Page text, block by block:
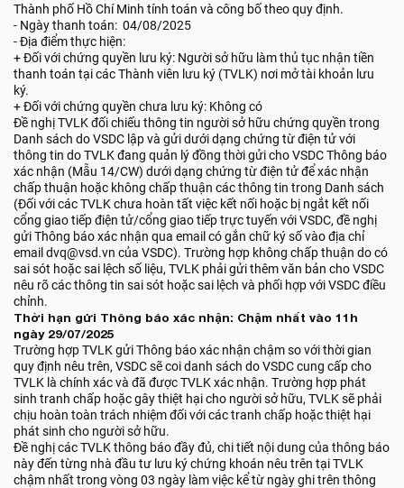
Thành phố Hồ Chí Minh tính toán và công bố theo quy định.
- Ngày thanh toán: 04/08/2025
- Địa điểm thực hiện:
+ Đối với chứng quyền lưu ký: Người sở hữu làm thủ tục nhận tiền
thanh toán tại các Thành viên lưu ký (TVLK) nơi mở tài khoản lưu
ký.
+ Đối với chứng quyền chưa lưu ký: Không có
Đề nghị TVLK đối chiếu thông tin người sở hữu chứng quyền trong
Danh sách do VSDC lập và gửi dưới dạng chứng từ điện tử với
thông tin do TVLK đang quản lý đồng thời gửi cho VSDC Thông báo
xác nhận (Mẫu 14/CW) dưới dạng chứng từ điện tử để xác nhận
chấp thuận hoặc không chấp thuận các thông tin trong Danh sách
(Đối với các TVLK chưa hoàn tất việc kết nối hoặc bị ngắt kết nối
cổng giao tiếp điện tử/cổng giao tiếp trực tuyến với VSDC, đề nghị
gửi Thông báo xác nhận qua email có gắn chữ ký số vào địa chỉ
email dvq@vsd.vn của VSDC). Trường hợp không chấp thuận do có
sai sót hoặc sai lệch số liệu, TVLK phải gửi thêm văn bản cho VSDC
nêu rõ các thông tin sai sót hoặc sai lệch và phối hợp với VSDC điều
chỉnh.
Thời hạn gửi Thông báo xác nhận: Chậm nhất vào 11h
ngày 29/07/2025
Trường hợp TVLK gửi Thông báo xác nhận chậm so với thời gian
quy định nêu trên, VSDC sẽ coi danh sách do VSDC cung cấp cho
TVLK là chính xác và đã được TVLK xác nhận. Trường hợp phát
sinh tranh chấp hoặc gây thiệt hại cho người sở hữu, TVLK sẽ phải
chịu hoàn toàn trách nhiệm đối với các tranh chấp hoặc thiệt hại
phát sinh cho người sở hữu.
Đề nghị các TVLK thông báo đầy đủ, chi tiết nội dung của thông báo
này đến từng nhà đầu tư lưu ký chứng khoán nêu trên tại TVLK
chậm nhất trong vòng 03 ngày làm việc kể từ ngày ghi trên thông